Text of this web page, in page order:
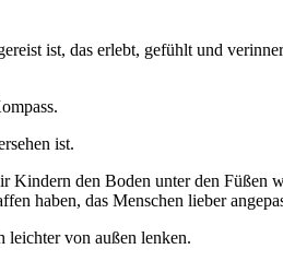
ist, das erlebt, gefühlt und
ist.
den Boden unter den Füßen
haben, das Menschen lieber
leichter von außen lenken.